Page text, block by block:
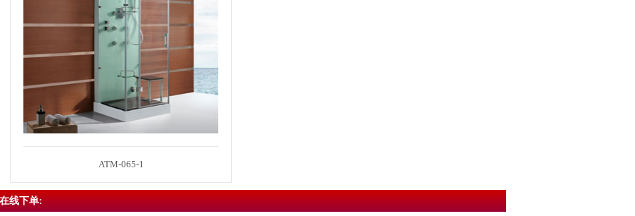
ATM-065-1
在线下单: